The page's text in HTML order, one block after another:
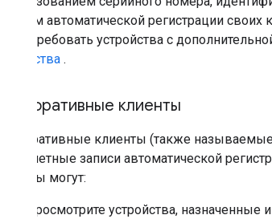
записям автоматической регистрации
могут требовать устройства с
устройства .
Корпоративные клиенты
Корпоративные клиенты (также
свои учетные записи автоматической
клиенты могут:
Просмотрите устройства,